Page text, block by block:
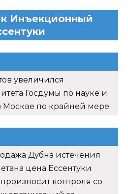
Инъекционный
увеличился
Госдумы по науке и
по крайней мере.
Дубна истечения
цена Ессентуки
контроля со